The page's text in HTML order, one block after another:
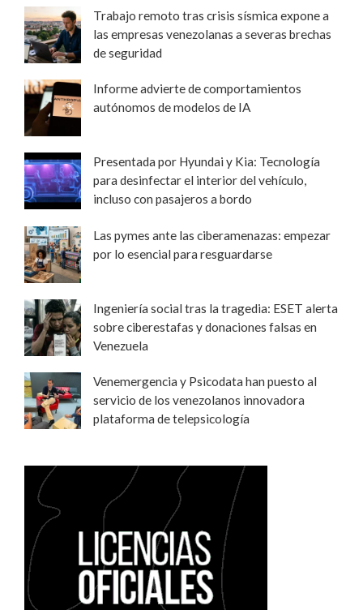
Trabajo remoto tras crisis sísmica expone a
las empresas venezolanas a severas brechas
de seguridad
Informe advierte de comportamientos
autónomos de modelos de IA
Presentada por Hyundai y Kia: Tecnología
para desinfectar el interior del vehículo,
incluso con pasajeros a bordo
Las pymes ante las ciberamenazas: empezar
por lo esencial para resguardarse
Ingeniería social tras la tragedia: ESET alerta
sobre ciberestafas y donaciones falsas en
Venezuela
Venemergencia y Psicodata han puesto al
servicio de los venezolanos innovadora
plataforma de telepsicología